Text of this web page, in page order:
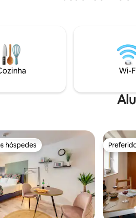
;-)
Wi-
hóspedes
hóspedes